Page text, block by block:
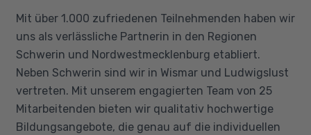
Mit über 1.000 zufriedenen Teilnehmenden haben wir
uns als verlässliche Partnerin in den Regionen
Schwerin und Nordwestmecklenburg etabliert.
Neben Schwerin sind wir in Wismar und Ludwigslust
vertreten. Mit unserem engagierten Team von 25
Mitarbeitenden bieten wir qualitativ hochwertige
Bildungsangebote, die genau auf die individuellen